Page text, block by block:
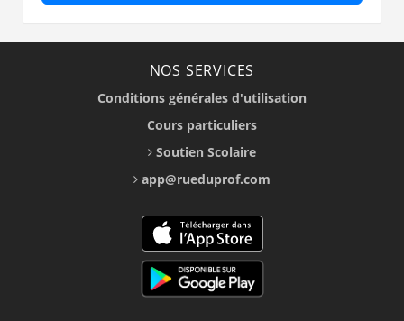
NOS SERVICES
Conditions générales d'utilisation
Cours particuliers
Soutien Scolaire
app@rueduprof.com